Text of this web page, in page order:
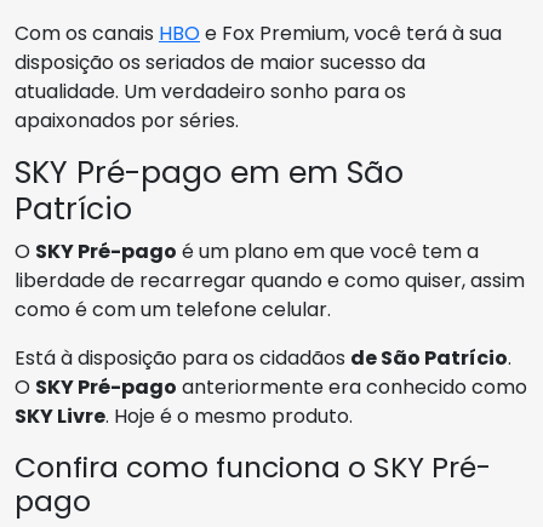
Com os canais HBOe Fox Premium, você terá à sua
disposição os seriados de maior sucesso da
atualidade. Um verdadeiro sonho para os
apaixonados por séries.
SKY Pré-pago em em São
Patrício
O SKY Pré-pago é um plano em que você tem a
liberdade de recarregar quando e como quiser, assim
como é com um telefone celular.
Está à disposição para os cidadãos de São Patrício.
O SKY Pré-pago anteriormente era conhecido como
SKY Livre. Hoje é o mesmo produto.
Confira como funciona o SKY Pré-
pago